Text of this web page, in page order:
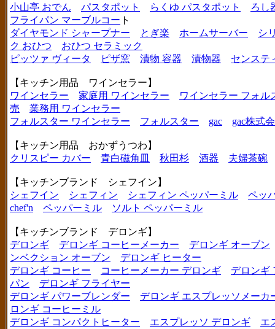
小山亭 おでん
パスタポット らくゆ パスタポット
ろし
フライパン マーブルコー ト
ダイヤモンド シャープナー
とぎ楽 ホームサーバー
シ
ク おひつ
おひつ セラミック
ピッツァ ヴィータ
ピザ窯 漬物 容器 漬物器 センステ
【キッチン用品 ワインセラー】
ワインセラー
家庭用 ワインセラー
ワインセラー フォル
売
業務用 ワインセラー
フォルスター ワインセラー
フォルスター gac gac株式
【キッチン用品 おかずうつわ】
クリスピー カバー
青白磁角皿 秋田杉 酒器 夫婦茶碗
【キッチンブランド シェフイン】
シェフイン
シェフィン シェフィン ペッパーミル
ペッ
chef'n
ペッパーミル ソルト ペッパーミル
【キッチンブランド デロンギ】
デロンギ
デロンギ コーヒーメーカー
デロンギ オーブン
ンベクション オーブン
デロンギ ヒーター
デロンギ コーヒー
コーヒーメーカー デロンギ
デロンギ
パン
デロンギ フライヤー
デロンギ パワーブレンダー
デロンギ エスプレッソメーカ
ロンギ コーヒーミル
デロンギ コンパクトヒーター
エスプレッソ デロンギ
エ